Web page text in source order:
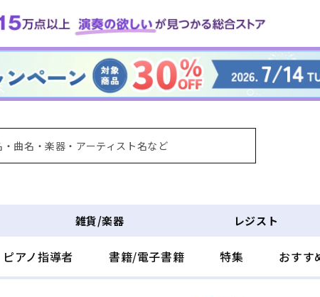
ピアノ指導者 書籍/電子書籍 特集 おすす
雑貨/楽器 レジスト